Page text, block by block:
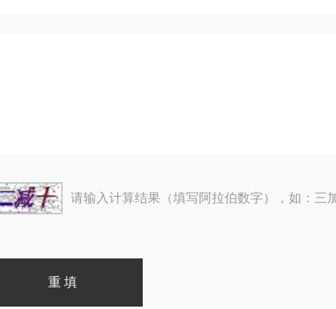
请输入计算结果（填写阿拉伯数字），如：三